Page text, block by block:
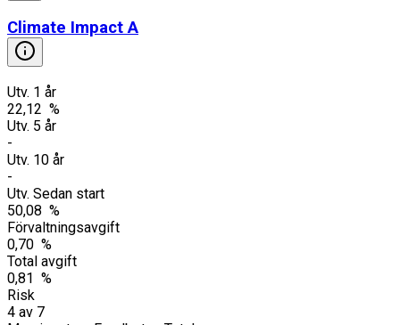
Climate Impact A
Utv. 1 år
22,12 %
Utv. 5 år
-
Utv. 10 år
-
Utv. Sedan start
50,08 %
Förvaltningsavgift
0,70 %
Total avgift
0,81 %
Risk
4 av 7